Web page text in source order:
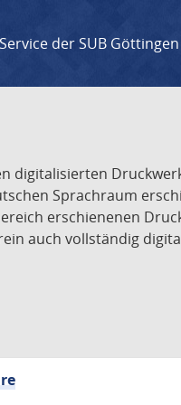
der SUB Göttingen
digitalisierten
Sprachraum
erschienenen
auch vollständig